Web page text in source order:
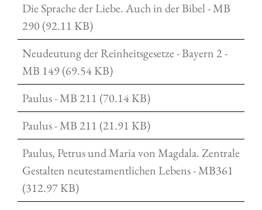
Die Sprache der Liebe. Auch in der Bibel - MB
290 (92.11 KB)
Neudeutung der Reinheitsgesetze - Bayern 2 -
MB 149 (69.54 KB)
Paulus - MB 211 (70.14 KB)
Paulus - MB 211 (21.91 KB)
Paulus, Petrus und Maria von Magdala. Zentrale
Gestalten neutestamentlichen Lebens - MB361
(312.97 KB)